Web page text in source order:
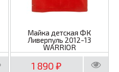
Майка детская ФК
Ливерпуль 2012-13
WARRIOR
1 890₽